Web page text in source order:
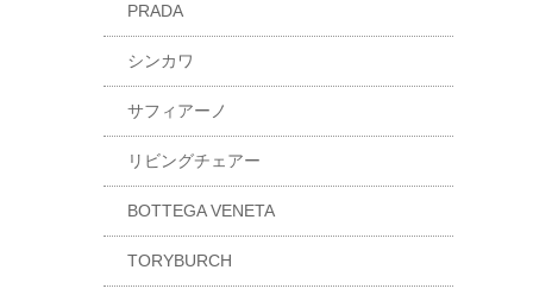
PRADA
シンカワ
サフィアーノ
リビングチェアー
BOTTEGA VENETA
TORYBURCH